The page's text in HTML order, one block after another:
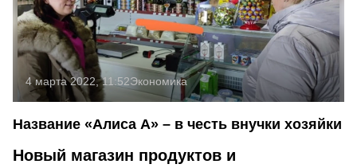
4 марта 2022, 11:52Экономика
Название «Алиса А» – в честь внучки хозяйки
Новый магазин продуктов и